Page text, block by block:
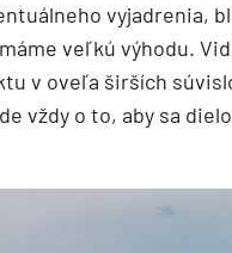
vyjadrenia,
veľkú výhodu.
v oveľa širších
vždy o to, aby sa